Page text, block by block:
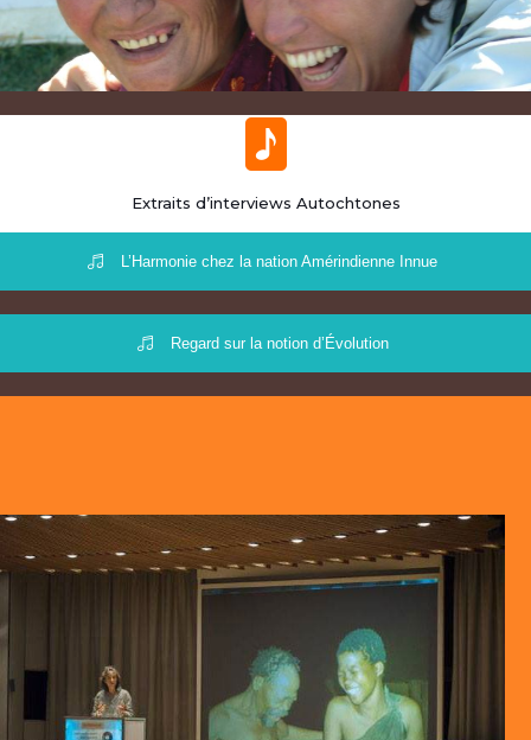
Extraits d’interviews Autochtones
L’Harmonie chez la nation Amérindienne Innue
Regard sur la notion d’Évolution